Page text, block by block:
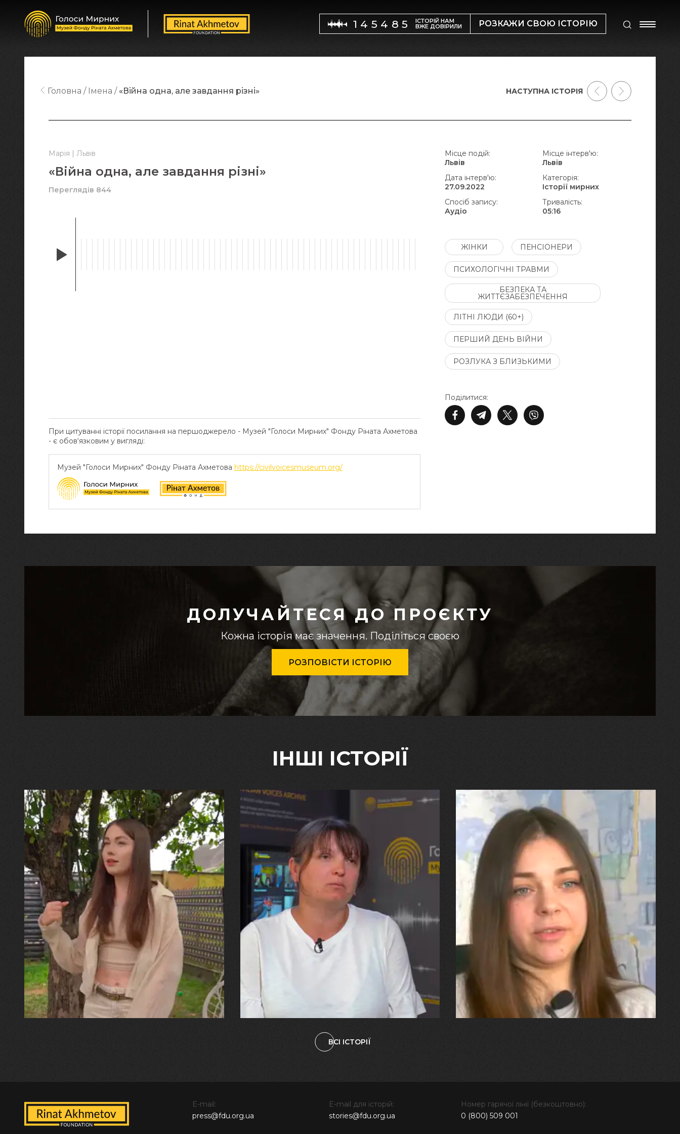
145485 ІСТОРІЙ НАМ
ВЖЕ ДОВІРИЛИ РОЗКАЖИ СВОЮ ІСТОРІЮ
Марія | Львів
«Війна одна, але завдання різні»
Переглядів 844
При цитуванні історії посилання на першоджерело - Музей "Голоси Мирних" Фонду Ріната Ахметова
- є обов‘язковим у вигляді:
Музей "Голоси Мирних" Фонду Ріната Ахметова https://civilvoicesmuseum.org/
Головна Імена «Війна одна, але завдання різні»
Поділитися:
Місце подій:
Львів
Місце інтерв'ю:
Львів
Дата інтерв'ю:
27.09.2022
Категорія:
Історії мирних
Спосіб запису:
Аудіо
Тривалість:
05:16
ЖІНКИ ПЕНСІОНЕРИ
ПСИХОЛОГІЧНІ ТРАВМИ
БЕЗПЕКА ТА
ЖИТТЄЗАБЕЗПЕЧЕННЯ
ЛІТНІ ЛЮДИ (60+)
ПЕРШИЙ ДЕНЬ ВІЙНИ
РОЗЛУКА З БЛИЗЬКИМИ
НАСТУПНА ІСТОРІЯ
ДОЛУЧАЙТЕСЯ ДО ПРОЄКТУ
Кожна історія має значення. Поділіться своєю
РОЗПОВІСТИ ІСТОРІЮ
ІНШІ ІСТОРІЇ
30.07.2026
Калина, Дарина та Віра Папроцькі
"Хвиля була, як від моря,
прозора і велика… Я ледве
встигла схопити племінницю"
29.07.2026
Марина, Ваїд та Аміна Харченко
"Попри всі втрати, ми не
зламалися: тепер я бачу
свого вбитого чоловіка у
наших дітях"
27.07.2026
"Я перенесла 11 операцій, та
плакала від фантомного
болю. Але маленька донька
бере за руку і змушує йти
далі"
ВСІ ІСТОРІЇ
E-mail:
press@fdu.org.ua
E-mail для історій:
stories@fdu.org.ua
Номер гарячої лінії (безкоштовно):
0 (800) 509 001